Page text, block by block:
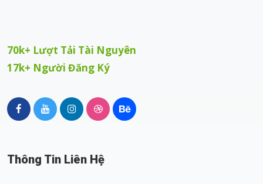
70k+ Lượt Tải Tài Nguyên
17k+ Người Đăng Ký
Thông Tin Liên Hệ